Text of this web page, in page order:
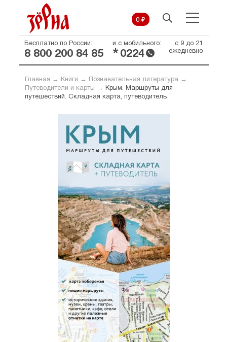
0 ₽
Бесплатно по России:
8 800 200 84 85
и с мобильного:
* 0224
с 9 до 21
ежедневно
Главная → Книги → Познавательная литература→
Путеводители и карты →
Крым. Маршруты для
путешествий. Складная карта, путеводитель